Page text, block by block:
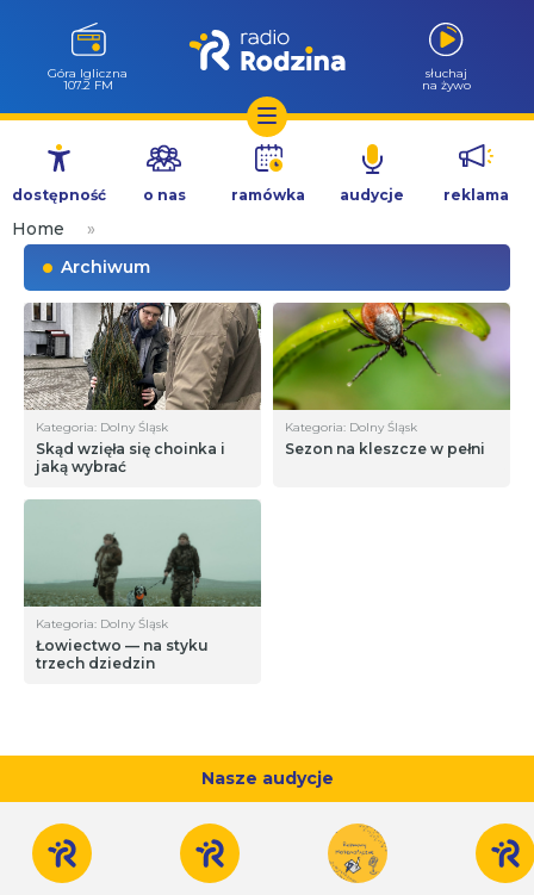
Przejdź
treści
Góra Igliczna
107.2 FM
słuchaj
na żywo
dostępność o nas ramówka audycje reklama
Home
»
Archiwum
Kategoria: Dolny Śląsk
Skąd wzięła się choinka i
jaką wybrać
Kategoria: Dolny Śląsk
Sezon na kleszcze w pełni
Kategoria: Dolny Śląsk
Łowiectwo — na styku
trzech dziedzin
Nasze audycje